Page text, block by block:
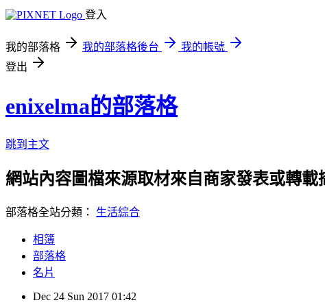
登入
我的部落格 我的部落格後台
我的帳號
登出
enixelma的部落格
跳到主文
網站內容圖檔來源取材來自商家發表或轉
部落格全站分類： 生活綜合
相簿
部落格
名片
Dec 24 Sun 2017 01:42